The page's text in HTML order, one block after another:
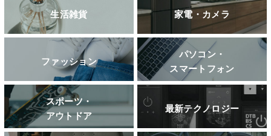
生活雑貨 家電・カメラ
ファッション
パソコン・
スマートフォン
スポーツ・
アウトドア
最新テクノロジー